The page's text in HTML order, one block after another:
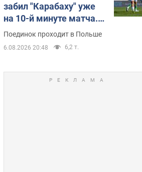
забил "Карабаху" уже
на 10-й минуте матча.
Видео
Поединок проходит в Польше
6.08.2026 20:48 6,2 т.